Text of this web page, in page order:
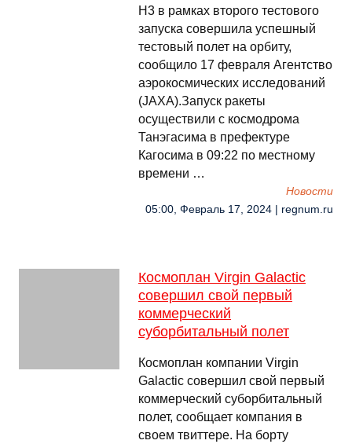
Н3 в рамках второго тестового
запуска совершила успешный
тестовый полет на орбиту,
сообщило 17 февраля Агентство
аэрокосмических исследований
(JAXA).Запуск ракеты
осуществили с космодрома
Танэгасима в префектуре
Кагосима в 09:22 по местному
времени …
Новости
05:00, Февраль 17, 2024 | regnum.ru
Космоплан Virgin Galactic
совершил свой первый
коммерческий
суборбитальный полет
Космоплан компании Virgin
Galactic совершил свой первый
коммерческий суборбитальный
полет, сообщает компания в
своем твиттере. На борту